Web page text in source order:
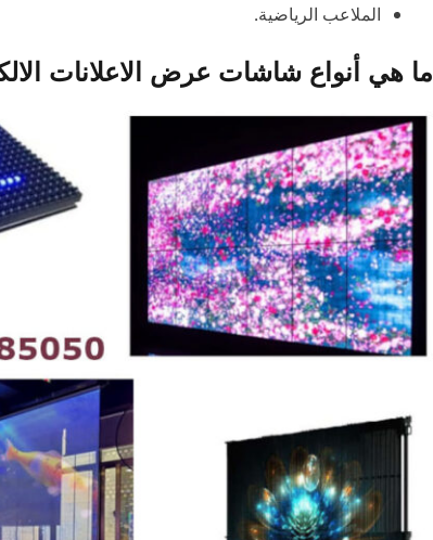
الملاعب الرياضية.
ما هي أنواع شاشات عرض الاعلانات